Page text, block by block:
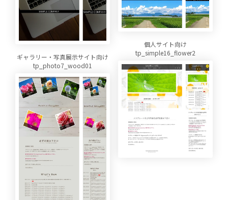
個人サイト向け
tp_simple16_flower2
ギャラリー・写真展示サイト向け
tp_photo7_wood01